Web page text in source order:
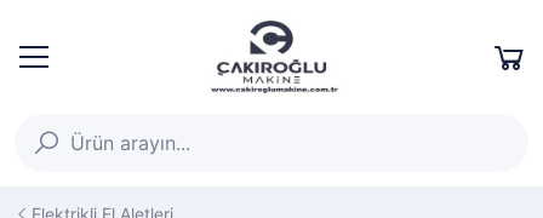
Elektrikli El Aletleri